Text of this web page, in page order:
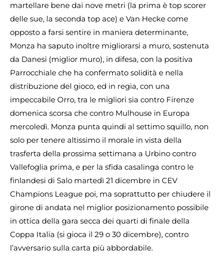
martellare bene dai nove metri (la prima è top scorer
delle sue, la seconda top ace) e Van Hecke come
opposto a farsi sentire in maniera determinante,
Monza ha saputo inoltre migliorarsi a muro, sostenuta
da Danesi (miglior muro), in difesa, con la positiva
Parrocchiale che ha confermato solidità e nella
distribuzione del gioco, ed in regia, con una
impeccabile Orro, tra le migliori sia contro Firenze
domenica scorsa che contro Mulhouse in Europa
mercoledì. Monza punta quindi al settimo squillo, non
solo per tenere altissimo il morale in vista della
trasferta della prossima settimana a Urbino contro
Vallefoglia prima, e per la sfida casalinga contro le
finlandesi di Salo martedì 21 dicembre in CEV
Champions League poi, ma soprattutto per chiudere il
girone di andata nel miglior posizionamento possibile
in ottica della gara secca dei quarti di finale della
Coppa Italia (si gioca il 29 o 30 dicembre), contro
l’avversario sulla carta più abbordabile.